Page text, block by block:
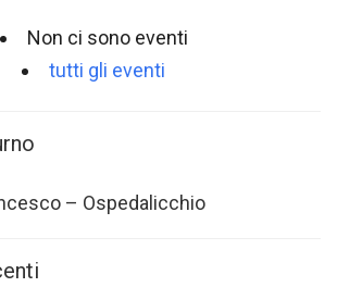
Non ci sono eventi
tutti gli eventi
– Ospedalicchio